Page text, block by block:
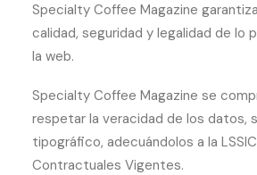
Specialty Coffee Magazine
calidad, seguridad y legalidad de lo
la web.
Specialty Coffee Magazine se
respetar la veracidad de los datos,
tipográfico, adecuándolos a la
Contractuales Vigentes.